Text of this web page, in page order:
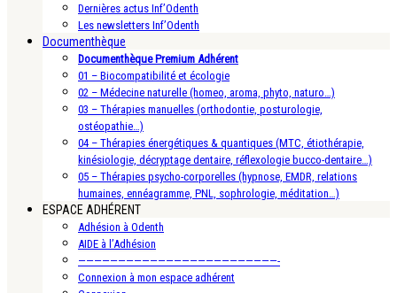
Dernières actus Inf’Odenth
Les newsletters Inf’Odenth
Documenthèque
Documenthèque Premium Adhérent
01 – Biocompatibilité et écologie
02 – Médecine naturelle (homeo, aroma, phyto, naturo…)
03 – Thérapies manuelles (orthodontie, posturologie,
ostéopathie…)
04 – Thérapies énergétiques & quantiques (MTC, étiothérapie,
kinésiologie, décryptage dentaire, réflexologie bucco-dentaire…)
05 – Thérapies psycho-corporelles (hypnose, EMDR, relations
humaines, ennéagramme, PNL, sophrologie, méditation…)
ESPACE ADHÉRENT
Adhésion à Odenth
AIDE à l’Adhésion
—————————————————————————-
Connexion à mon espace adhérent